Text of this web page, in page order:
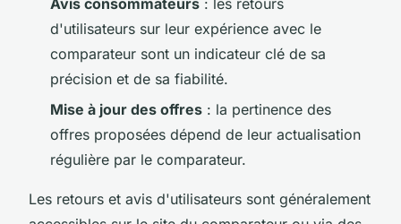
d'utilisateurs sur leur expérience avec le
comparateur sont un indicateur clé de sa
précision et de sa fiabilité.
Mise à jour des offres : la pertinence des
offres proposées dépend de leur actualisation
régulière par le comparateur.
Les retours et avis d'utilisateurs sont généralement